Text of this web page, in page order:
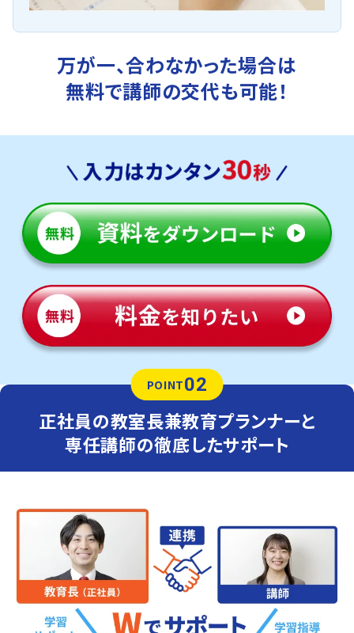
万が一、合わなかった場合は
無料で講師の交代も可能！
POINT02
正社員の教室長兼教育プランナーと
専任講師の徹底したサポート